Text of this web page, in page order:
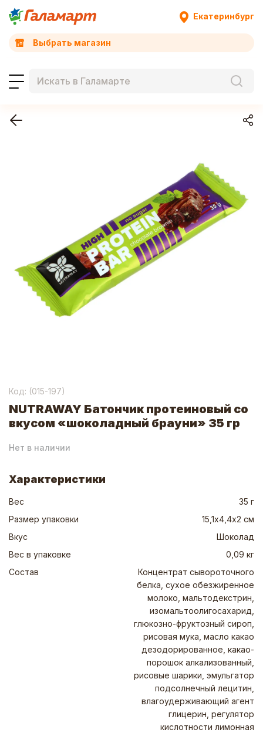
Екатеринбург
Выбрать магазин
Код: (015-197)
NUTRAWAY Батончик протеиновый со
вкусом «шоколадный брауни» 35 гр
Нет в наличии
Характеристики
Вес
35 г
Размер упаковки
15,1х4,4х2 см
Вкус
Шоколад
Вес в упаковке
0,09 кг
Состав
Концентрат сывороточного
белка, сухое обезжиренное
молоко, мальтодекстрин,
изомальтоолигосахарид,
глюкозно-фруктозный сироп,
рисовая мука, масло какао
дезодорированное, какао-
порошок алкализованный,
рисовые шарики, эмульгатор
подсолнечный лецитин,
влагоудерживающий агент
глицерин, регулятор
кислотности лимонная